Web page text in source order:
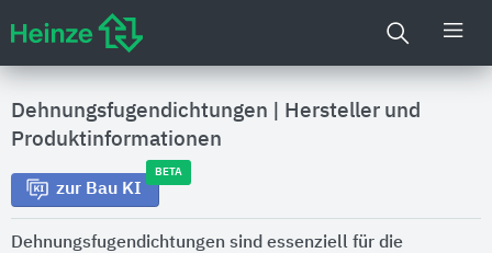
Dehnungsfugendichtungen
Hersteller und
Produktinformationen
zur Bau KI
BETA
Dehnungsfugendichtungen sind essenziell für die